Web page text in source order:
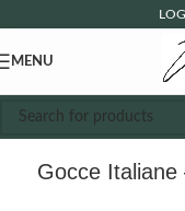
MENU
Gocce Italiane